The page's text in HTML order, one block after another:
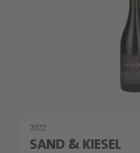
2022
SAND & KIESEL